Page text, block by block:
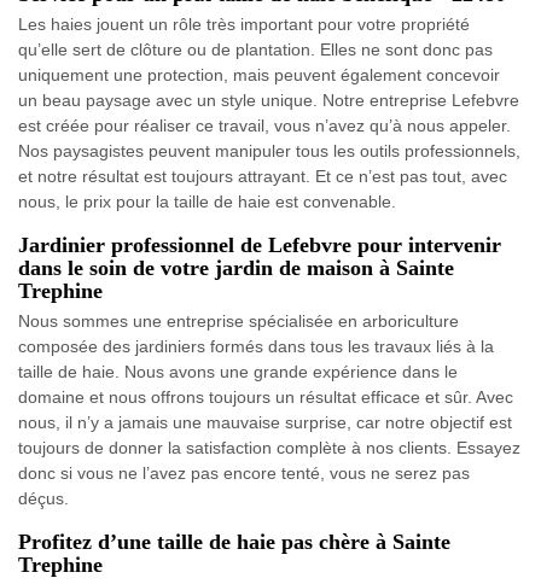
Les haies jouent un rôle très important pour votre propriété
qu’elle sert de clôture ou de plantation. Elles ne sont donc pas
uniquement une protection, mais peuvent également concevoir
un beau paysage avec un style unique. Notre entreprise Lefebvre
est créée pour réaliser ce travail, vous n’avez qu’à nous appeler.
Nos paysagistes peuvent manipuler tous les outils professionnels,
et notre résultat est toujours attrayant. Et ce n’est pas tout, avec
nous, le prix pour la taille de haie est convenable.
Jardinier professionnel de Lefebvre pour intervenir
dans le soin de votre jardin de maison à Sainte
Trephine
Nous sommes une entreprise spécialisée en arboriculture
composée des jardiniers formés dans tous les travaux liés à la
taille de haie. Nous avons une grande expérience dans le
domaine et nous offrons toujours un résultat efficace et sûr. Avec
nous, il n’y a jamais une mauvaise surprise, car notre objectif est
toujours de donner la satisfaction complète à nos clients. Essayez
donc si vous ne l’avez pas encore tenté, vous ne serez pas
déçus.
Profitez d’une taille de haie pas chère à Sainte
Trephine